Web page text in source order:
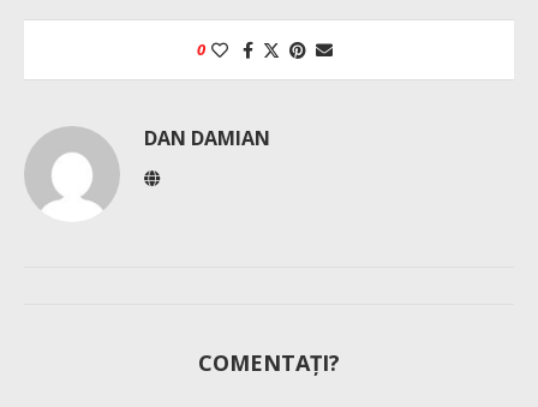
0
DAN DAMIAN
COMENTAȚI?